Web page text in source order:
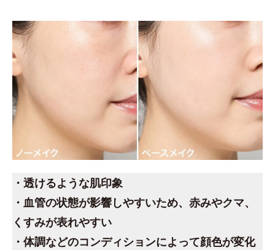
・透けるような肌印象
・血管の状態が影響しやすいため、赤みやクマ、
くすみが表れやすい
・体調などのコンディションによって顔色が変化